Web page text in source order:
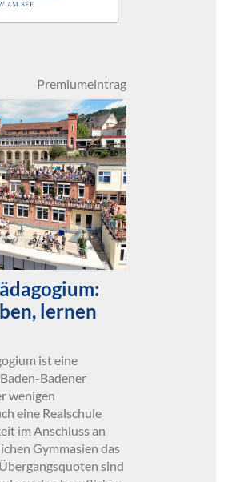
Premiumeintrag
lernen
ist eine
Badener
wenigen
eine Realschule
im Anschluss an
Gymmasien das
sind